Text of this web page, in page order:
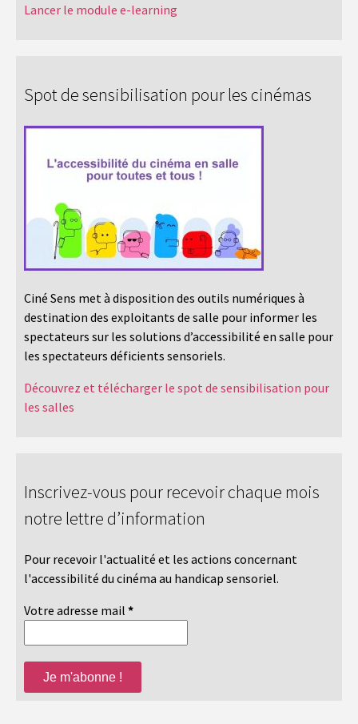
Lancer le module e-learning
Spot de sensibilisation pour les cinémas
Ciné Sens met à disposition des outils numériques à
destination des exploitants de salle pour informer les
spectateurs sur les solutions d’accessibilité en salle pour
les spectateurs déficients sensoriels.
Découvrez et télécharger le spot de sensibilisation pour
les salles
Inscrivez-vous pour recevoir chaque mois
notre lettre d’information
Pour recevoir l'actualité et les actions concernant
l'accessibilité du cinéma au handicap sensoriel.
Votre adresse mail *